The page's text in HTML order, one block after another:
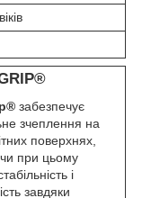
®
забезпечує
зчеплення на
поверхнях,
при цьому
і
завдяки